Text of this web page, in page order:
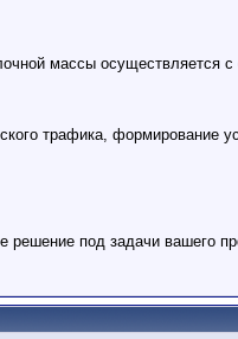
массы осуществляется
трафика, формирование
решение под задачи вашего